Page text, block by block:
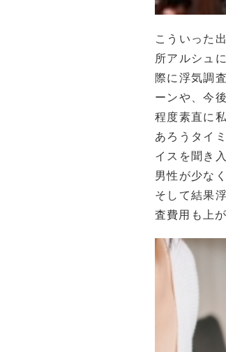
こういった
所アルシュ
際に浮気調
ーンや、今
程度素直に
あろうタイ
イスを聞き
男性が少な
そして結果
査費用も上